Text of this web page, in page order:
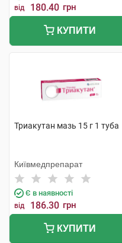
від 180.40 грн
КУПИТИ
Триакутан мазь 15 г 1 туба
Київмедпрепарат
Є в наявності
від 186.30 грн
КУПИТИ